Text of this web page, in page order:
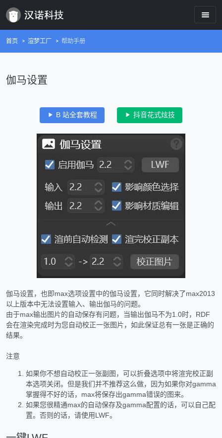
首页 渲梦工厂 帮助手册
伽马设置
B 站全套教程 抖音花式炫技
伽马设置，也即max选项设置中的伽马设置，它同时解决了max2013
以上版本中无法设置输入、输出伽马的问题。
由于max输出图片的自动保存有问题，当输出伽马不为1.0时，RDF
会在渲染完成时为您自动校正一张图片，如此保证总有一张是正确的
结果。
注意
如果你不想自动校正一张副图，可以折叠选项中将渲完校正副
本选项关闭。但是我们并不推荐这么做，因为如果你对gamma
掌握得不好的话，max将保存出gamma错误的图来。
如果您很精通max的自动保存及gamma配置的话，可以自己配
置。否则的话，请使用LWF。